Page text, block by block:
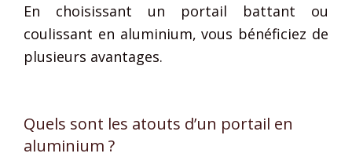
En choisissant un portail battant ou
coulissant en aluminium, vous bénéficiez de
plusieurs avantages.
Quels sont les atouts d’un portail en
aluminium ?